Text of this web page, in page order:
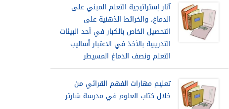
آثار إستراتيجية التعلم المبني على
الدماغ، والخرائط الذهنية على
التحصيل الخاص بالكبار في أحد البيئات
التدريبية بالأخذ في الاعتبار أساليب
التعلم ونصف الدماغ المسيطر
تعليم مهارات الفهم القرائي من
خلال كتاب العلوم في مدرسة شارتر